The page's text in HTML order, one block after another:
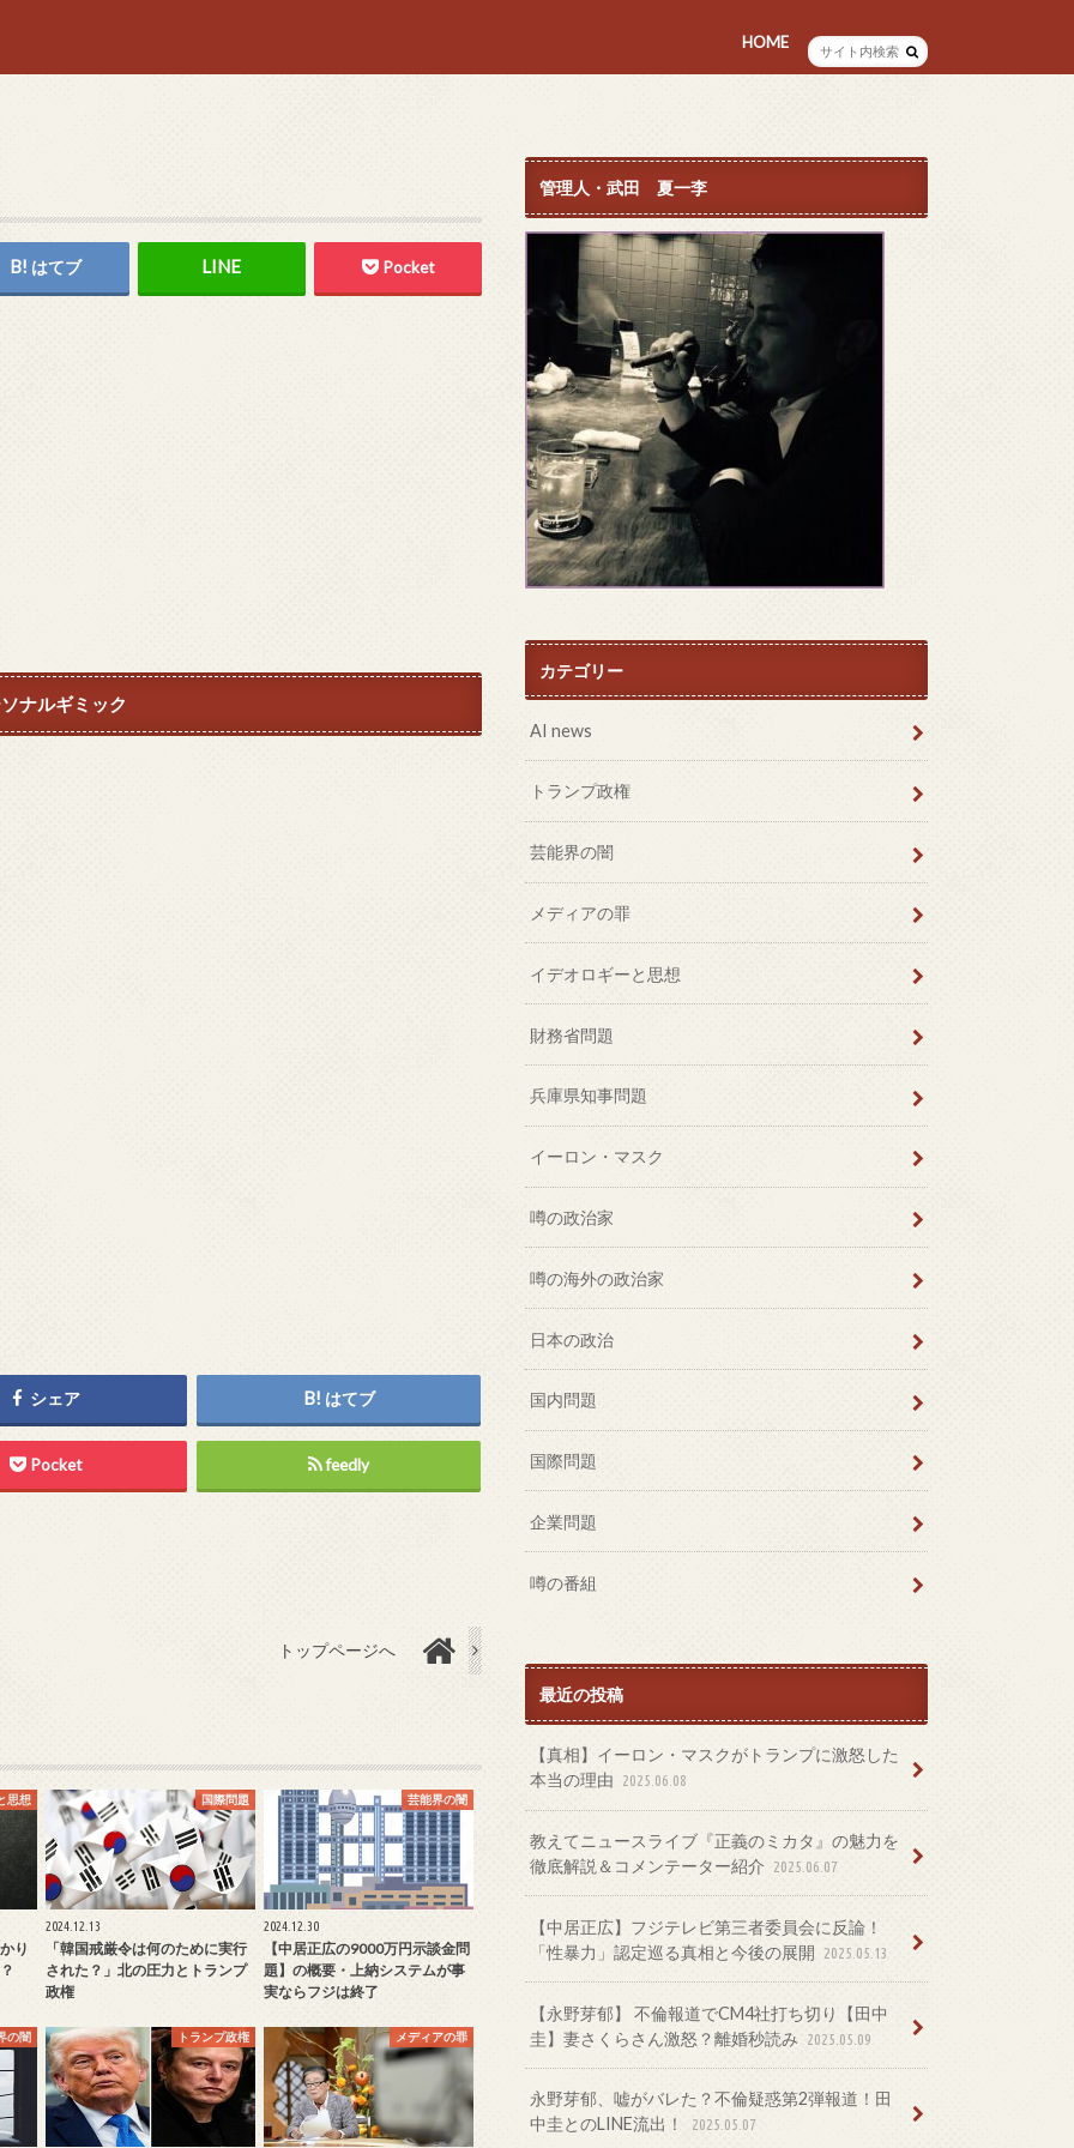
HOME
はてブ Pocket
ナルギミック
シェア はてブ
Pocket feedly
トップページへ
思想
り
国際問題
2024.12.13
「韓国戒厳令は何のために実行
された？」北の圧力とトランプ
政権
芸能界の闇
2024.12.30
【中居正広の9000万円示談金問
題】の概要・上納システムが事
実ならフジは終了
の闇 トランプ政権 メディアの罪
管理人・武田 夏一李
カテゴリー
AI news
トランプ政権
芸能界の闇
メディアの罪
イデオロギーと思想
財務省問題
兵庫県知事問題
イーロン・マスク
噂の政治家
噂の海外の政治家
日本の政治
国内問題
国際問題
企業問題
噂の番組
最近の投稿
【真相】イーロン・マスクがトランプに激怒した
本当の理由
2025.06.08
教えてニュースライブ『正義のミカタ』の魅力を
徹底解説＆コメンテーター紹介
2025.06.07
【中居正広】フジテレビ第三者委員会に反論！
「性暴力」認定巡る真相と今後の展開
2025.05.13
【永野芽郁】 不倫報道でCM4社打ち切り【田中
圭】妻さくらさん激怒？離婚秒読み
2025.05.09
永野芽郁、嘘がバレた？不倫疑惑第2弾報道！田
中圭とのLINE流出！
2025.05.07